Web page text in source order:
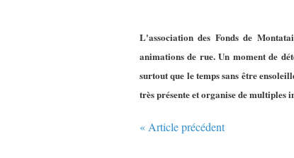
L'association des Fonds de
animations de rue. Un moment de
surtout que le temps sans être
très présente et organise de
« Article précédent